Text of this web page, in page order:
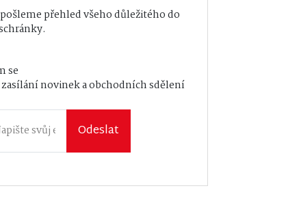
přehled všeho důležitého do
se
novinek a obchodních sdělení
Odeslat